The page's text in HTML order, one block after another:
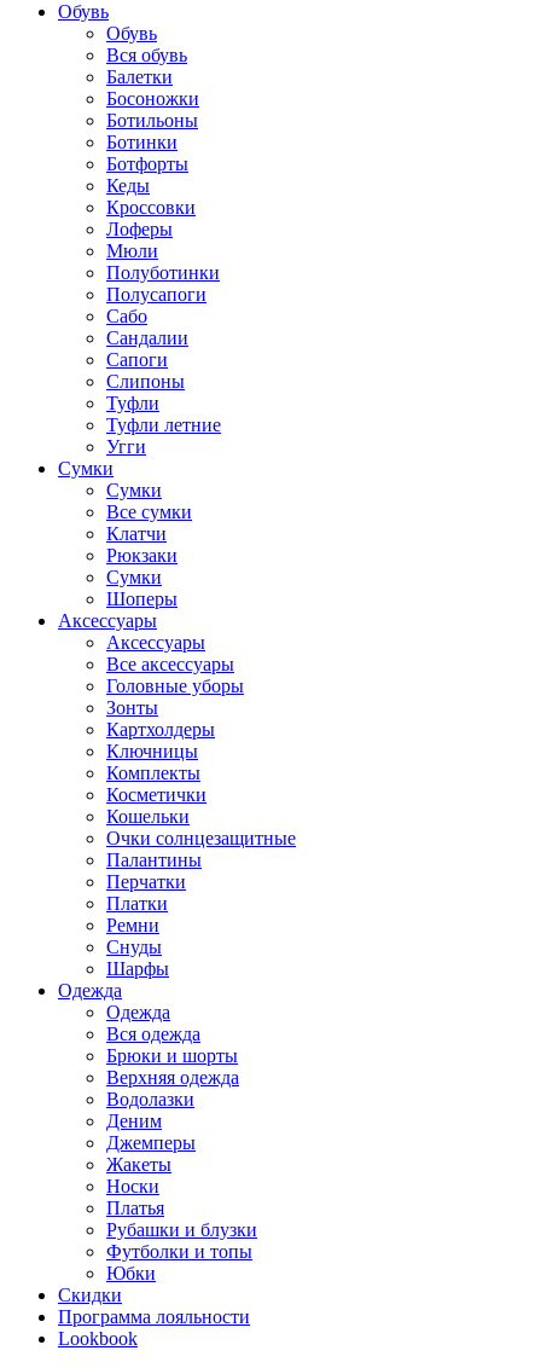
Обувь
Обувь
Вся обувь
Балетки
Босоножки
Ботильоны
Ботинки
Ботфорты
Кеды
Кроссовки
Лоферы
Мюли
Полуботинки
Полусапоги
Сабо
Сандалии
Сапоги
Слипоны
Туфли
Туфли летние
Угги
Сумки
Сумки
Все сумки
Клатчи
Рюкзаки
Сумки
Шоперы
Аксессуары
Аксессуары
Все аксессуары
Головные уборы
Зонты
Картхолдеры
Ключницы
Комплекты
Косметички
Кошельки
Очки солнцезащитные
Палантины
Перчатки
Платки
Ремни
Снуды
Шарфы
Одежда
Одежда
Вся одежда
Брюки и шорты
Верхняя одежда
Водолазки
Деним
Джемперы
Жакеты
Носки
Платья
Рубашки и блузки
Футболки и топы
Юбки
Скидки
Программа лояльности
Lookbook